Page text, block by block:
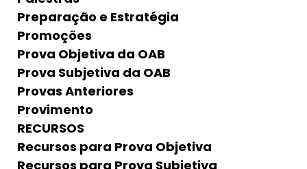
Preparação e Estratégia
Promoções
Prova Objetiva da OAB
Prova Subjetiva da OAB
Provas Anteriores
Provimento
RECURSOS
Recursos para Prova Objetiva
Recursos para Prova Subjetiva